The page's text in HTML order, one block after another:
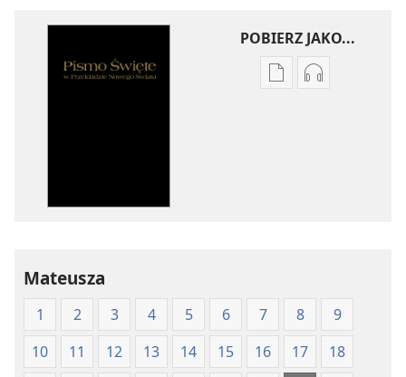
POBIERZ JAKO...
Ustawienia
(wydanie
roku
1997)
Ustawienia
(wydanie
roku
1997)
Mateusza
1 2 3 4 5 6 7 8
9
10
11 12 13 14 15 16 17
18